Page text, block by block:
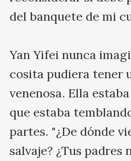
del banquete de mi
Yan Yifei nunca
cosita pudiera tener
venenosa. Ella
que estaba
partes. "¿De dónde
salvaje? ¿Tus padres